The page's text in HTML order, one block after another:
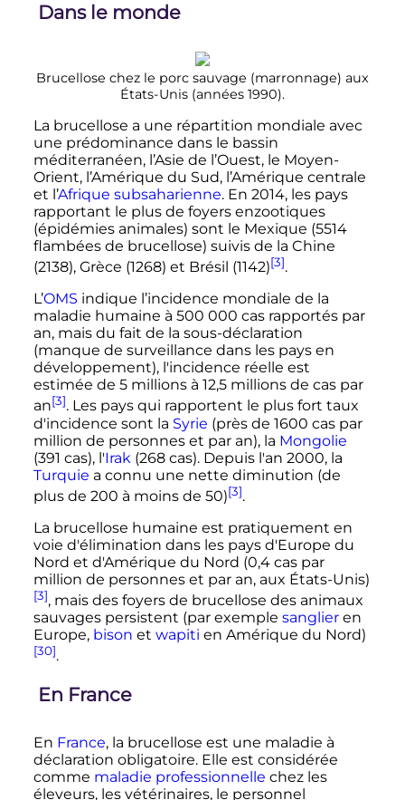
Dans le monde
Brucellose chez le porc sauvage (marronnage) aux
États-Unis (années 1990).
La brucellose a une répartition mondiale avec
une prédominance dans le bassin
méditerranéen, l’Asie de l’Ouest, le Moyen-
Orient, l’Amérique du Sud, l’Amérique centrale
et l’Afrique subsaharienne. En 2014, les pays
rapportant le plus de foyers enzootiques
(épidémies animales) sont le Mexique (5514
flambées de brucellose) suivis de la Chine
(2138), Grèce (1268) et Brésil (1142)[3].
L’OMS indique l’incidence mondiale de la
maladie humaine à 500 000 cas rapportés par
an, mais du fait de la sous-déclaration
(manque de surveillance dans les pays en
développement), l'incidence réelle est
estimée de 5 millionsà 12,5 millionsde cas par
an[3]. Les pays qui rapportent le plus fort taux
d'incidence sont la Syrie (près de 1600 cas par
million de personnes et par an), la Mongolie
(391 cas), l'Irak (268 cas). Depuis l'an 2000, la
Turquie a connu une nette diminution (de
plus de 200 à moins de 50)[3].
La brucellose humaine est pratiquement en
voie d'élimination dans les pays d'Europe du
Nord et d'Amérique du Nord (0,4 cas par
million de personnes et par an, aux États-Unis)
[3], mais des foyers de brucellose des animaux
sauvages persistent (par exemple sanglieren
Europe, bison et wapiti en Amérique du Nord)
[30].
En France
En France, la brucellose est une maladie à
déclaration obligatoire. Elle est considérée
comme maladie professionnelle chez les
éleveurs, les vétérinaires, le personnel